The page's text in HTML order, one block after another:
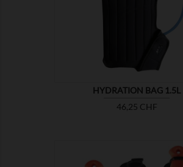
HYDRATION BAG 1.5L
Preis
46,25 CHF